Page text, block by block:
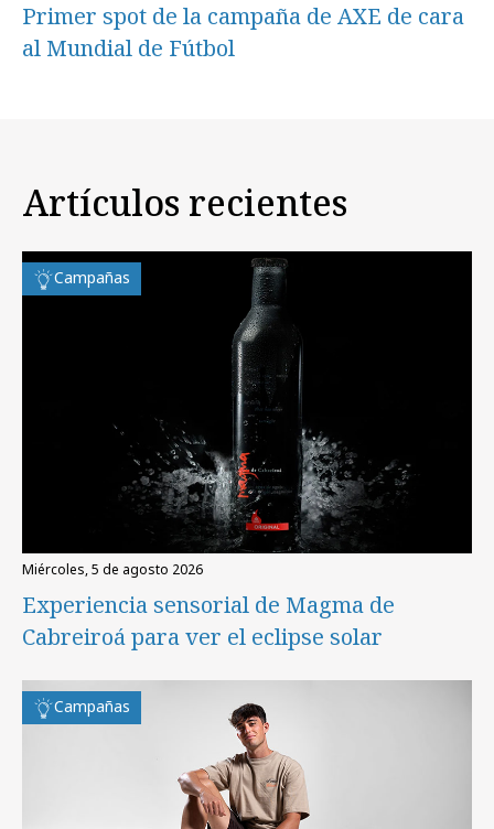
Primer spot de la campaña de AXE de cara
al Mundial de Fútbol
Artículos recientes
Campañas
miércoles, 5 de agosto 2026
Experiencia sensorial de Magma de
Cabreiroá para ver el eclipse solar
Campañas